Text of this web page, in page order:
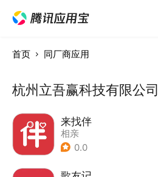
首页 同厂商应用
杭州立吾赢科技有限公司
来找伴
相亲
0.0